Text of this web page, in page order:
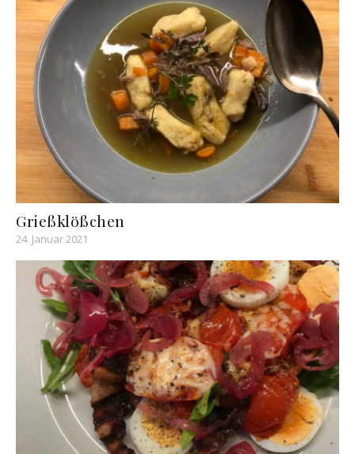
Grießklößchen
24. Januar 2021